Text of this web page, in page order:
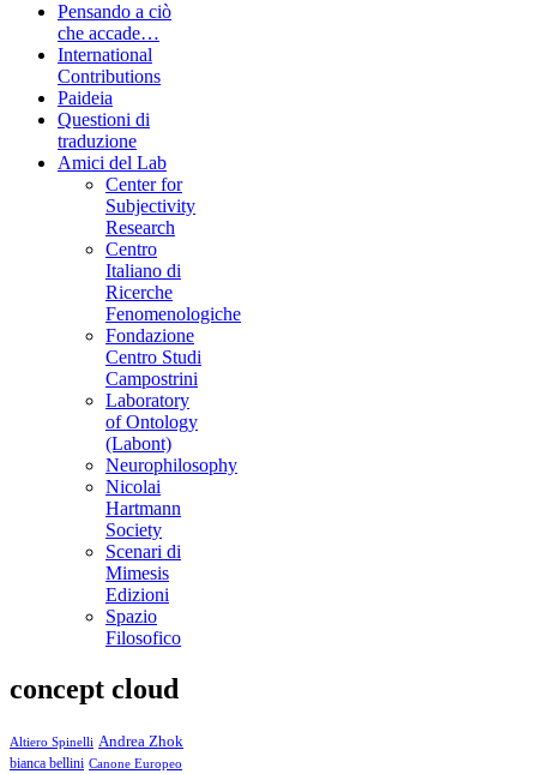
Pensando a ciò
che accade…
International
Contributions
Paideia
Questioni di
traduzione
Amici del Lab
Center for
Subjectivity
Research
Centro
Italiano di
Ricerche
Fenomenologiche
Fondazione
Centro Studi
Campostrini
Laboratory
of Ontology
(Labont)
Neurophilosophy
Nicolai
Hartmann
Society
Scenari di
Mimesis
Edizioni
Spazio
Filosofico
concept cloud
Altiero Spinelli Andrea Zhok
bianca bellini Canone Europeo